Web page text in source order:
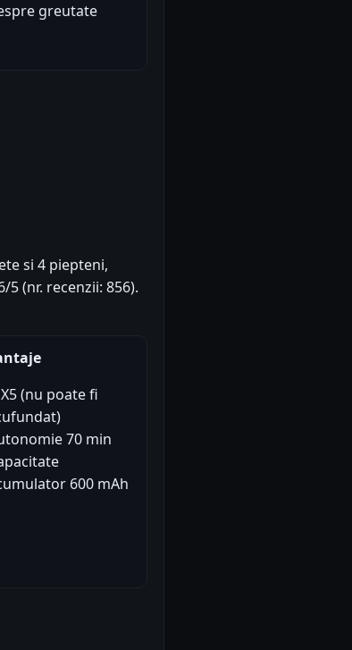
greutate
si 4 piepteni,
(nr. recenzii: 856).
(nu poate fi
70 min
600 mAh